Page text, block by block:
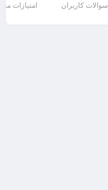
سوالات کاربران امتیازات